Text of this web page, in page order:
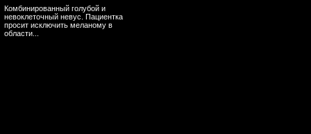
Комбинированный голубой и
невоклеточный невус. Пациентка
просит исключить меланому в
области...